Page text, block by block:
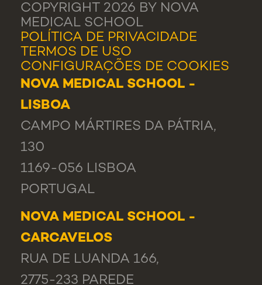
COPYRIGHT 2026 BY NOVA
MEDICAL SCHOOL
POLÍTICA DE PRIVACIDADE
TERMOS DE USO
CONFIGURAÇÕES DE COOKIES
NOVA MEDICAL SCHOOL -
LISBOA
CAMPO MÁRTIRES DA PÁTRIA,
130
1169-056 LISBOA
PORTUGAL
NOVA MEDICAL SCHOOL -
CARCAVELOS
RUA DE LUANDA 166,
2775-233 PAREDE